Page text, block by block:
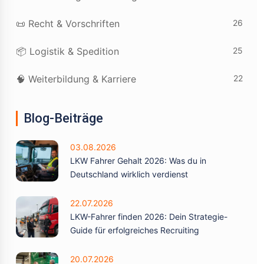
📜 Recht & Vorschriften 26
📦 Logistik & Spedition 25
🧠 Weiterbildung & Karriere 22
Blog-Beiträge
03.08.2026
LKW Fahrer Gehalt 2026: Was du in
Deutschland wirklich verdienst
22.07.2026
LKW-Fahrer finden 2026: Dein Strategie-
Guide für erfolgreiches Recruiting
20.07.2026